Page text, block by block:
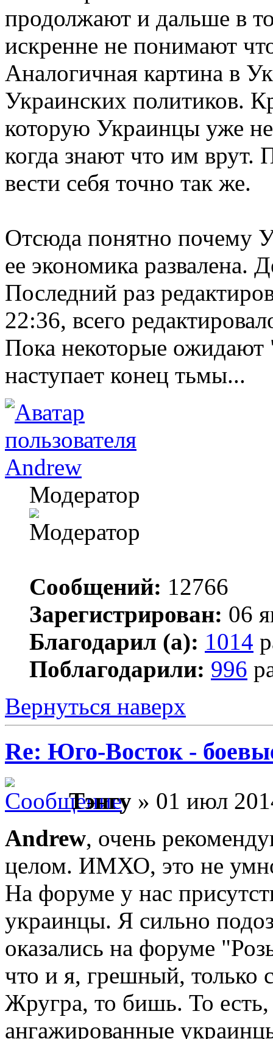
продолжают и дальше в
искренне не понимают
Аналогичная картина в
Украинских политиков.
которую Украинцы уже
когда знают что им
вести себя точно так же.
Отсюда понятно почему
ее экономика развалена.
Последний раз
22:36, всего
Пока некоторые ожидают
наступает конец тьмы...
Andrew
Модератор
Сообщений: 12766
Зарегистрирован: 06
Благодарил (а): 1014
Поблагодарили: 996
Вернуться наверх
Re: Юго-Восток -
Тэнгу » 01 июл
Andrew, очень
целом. ИМХО, это не
На форуме у нас
украинцы. Я сильно
оказались на форуме
что и я, грешный, только
Жругра, то бишь. То есть,
ангажированные